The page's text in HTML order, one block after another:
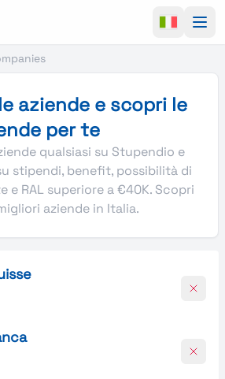
aziende e scopri le
per te
qualsiasi su Stupendio e
stipendi, benefit, possibilità di
e RAL superiore a €40K. Scopri
aziende in Italia.